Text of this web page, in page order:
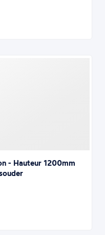
- Hauteur 1200mm